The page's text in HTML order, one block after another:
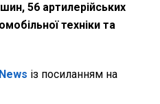
56 артилерійських
техніки та
із посиланням на